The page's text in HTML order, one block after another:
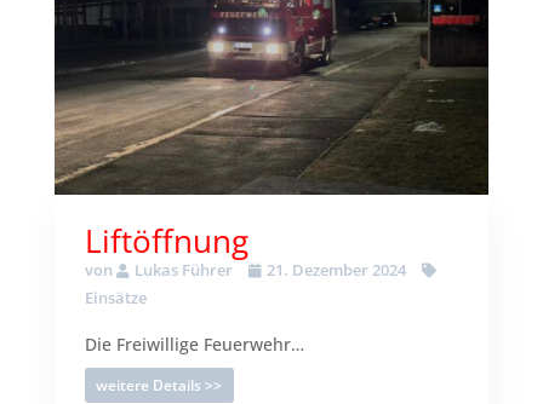
Liftöffnung
von Lukas Führer
21. Dezember 2024
Einsätze
Die Freiwillige Feuerwehr…
weitere Details >>